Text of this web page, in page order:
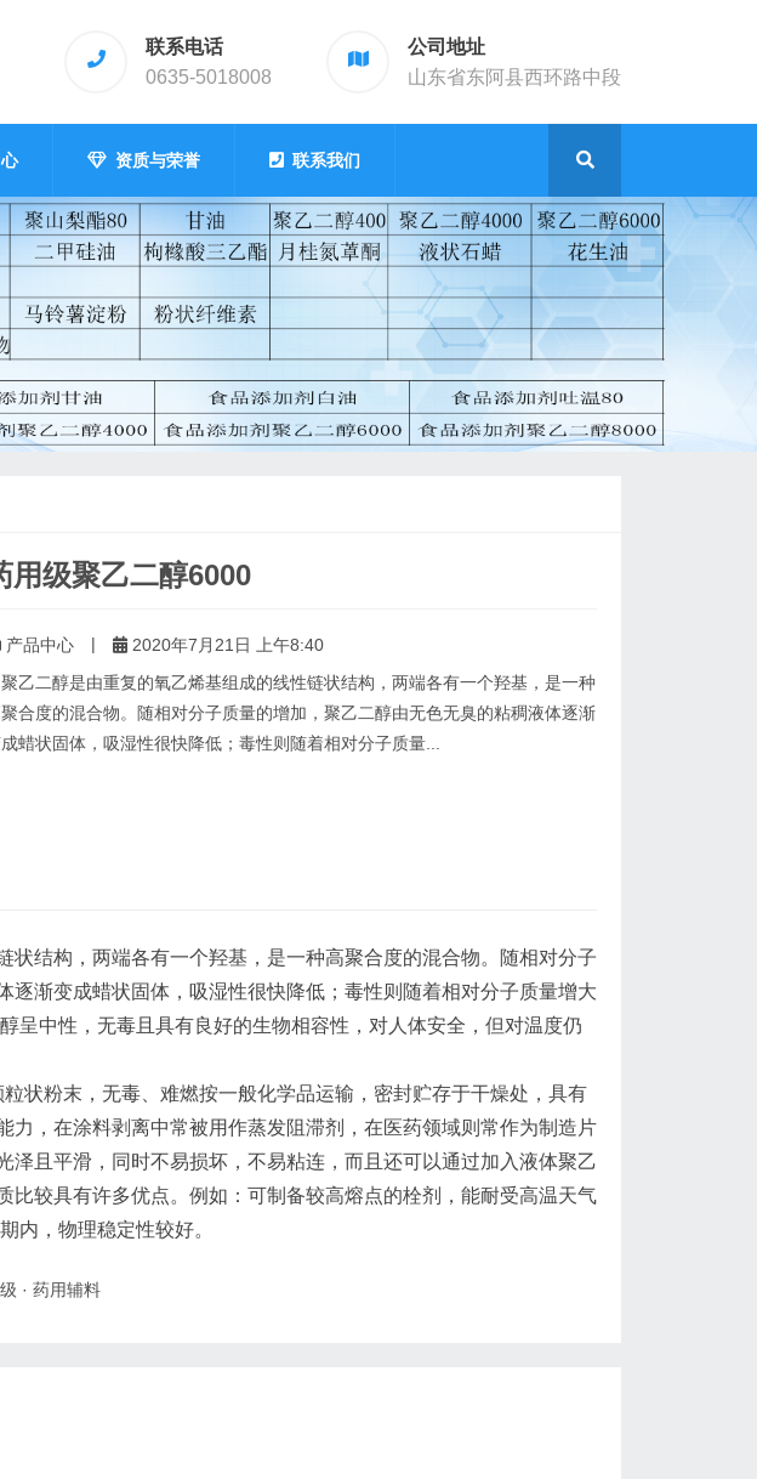
联系电话
0635-5018008
公司地址
山东省东阿县西环路中段
资质与荣誉 联系我们
用级聚乙二醇6000
产品中心 |
2020年7月21日 上午8:40
乙二醇是由重复的氧乙烯基组成的线性链状结构，两端各有一个羟基，是一种
合度的混合物。随相对分子质量的增加，聚乙二醇由无色无臭的粘稠液体逐渐
蜡状固体，吸湿性很快降低；毒性则随着相对分子质量...
结构，两端各有一个羟基，是一种高聚合度的混合物。随相对分子
逐渐变成蜡状固体，吸湿性很快降低；毒性则随着相对分子质量增大
呈中性，无毒且具有良好的生物相容性，对人体安全，但对温度仍
粉末，无毒、难燃按一般化学品运输，密封贮存于干燥处，具有
力，在涂料剥离中常被用作蒸发阻滞剂，在医药领域则常作为制造片
泽且平滑，同时不易损坏，不易粘连，而且还可以通过加入液体聚乙
比较具有许多优点。例如：可制备较高熔点的栓剂，能耐受高温天气
内，物理稳定性较好。
· 药用辅料